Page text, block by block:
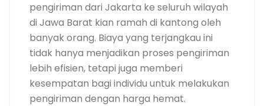
pengiriman dari Jakarta ke seluruh wilayah
di Jawa Barat kian ramah di kantong oleh
banyak orang. Biaya yang terjangkau ini
tidak hanya menjadikan proses pengiriman
lebih efisien, tetapi juga memberi
kesempatan bagi individu untuk melakukan
pengiriman dengan harga hemat.